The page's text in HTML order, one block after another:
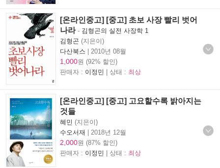
[온라인중고] [중고] 초보 사장 빨리 벗어
나라- 김형곤의 실전 사장학 1
김형곤 (지은이)
다산북스 | 2010년 08월
1,000원 (92% 할인)
판매자 : 이정민 | 상태 : 최상
[온라인중고] [중고] 고요할수록 밝아지는
것들
혜민 (지은이)
수오서재 | 2018년 12월
2,000원 (87% 할인)
판매자 : 이정민 | 상태 : 최상